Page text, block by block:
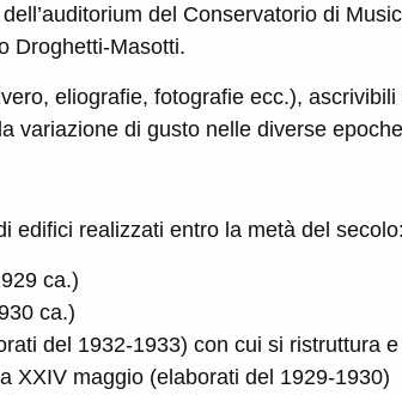
del Conservatorio di
Droghetti-Masotti.
eliografie, fotografie ecc.),
variazione di gusto nelle diverse
edifici realizzati entro la metà del secolo:
ca.)
ca.)
del 1932-1933) con cui si ristruttura
XXIV maggio (elaborati del 1929-1930)